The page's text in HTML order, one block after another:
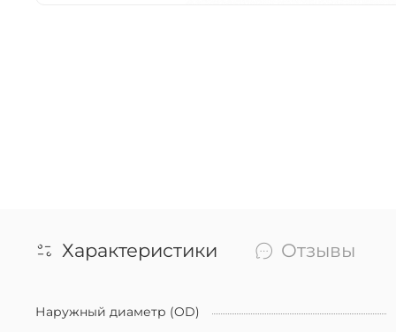
Характеристики Отзывы
Наружный диаметр (OD)